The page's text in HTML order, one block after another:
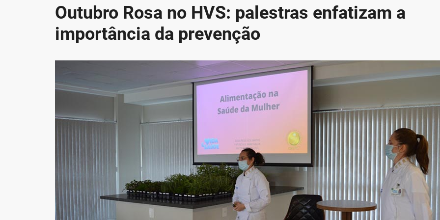
Outubro Rosa no HVS: palestras enfatizam a
importância da prevenção